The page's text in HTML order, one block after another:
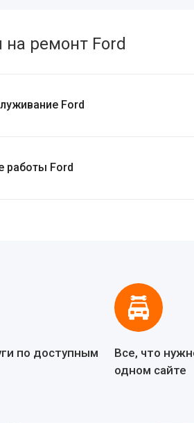
ремонт Ford
Ford
работы Ford
по доступным
Все, что
одном сайте